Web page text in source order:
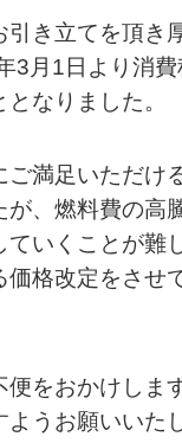
引き立てを頂き
3月1日より消
なりました。
ご満足いただけ
が、燃料費の高
ていくことが難
価格改定をさせ
便をおかけしま
うお願いいた